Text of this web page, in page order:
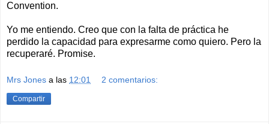
Convention.
Yo me entiendo. Creo que con la falta de práctica he
perdido la capacidad para expresarme como quiero. Pero la
recuperaré. Promise.
Mrs Jones a las 12:01 2 comentarios:
Compartir